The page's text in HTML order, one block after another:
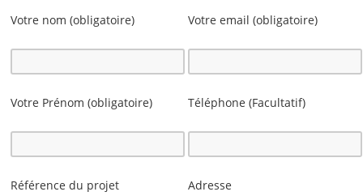
Votre email (obligatoire)
Téléphone (Facultatif)
Adresse
Votre nom (obligatoire)
Votre Prénom (obligatoire)
Référence du projet
Alternative: